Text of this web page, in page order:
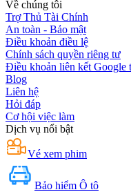
Về chúng tôi
Trợ Thủ Tài Chính
An toàn - Bảo mật
Điều khoản điều lệ
Chính sách quyền riêng tư
Điều khoản liên kết Google
Blog
Liên hệ
Hỏi đáp
Cơ hội việc làm
Dịch vụ nổi bật
Vé xem phim
Bảo hiểm Ô tô